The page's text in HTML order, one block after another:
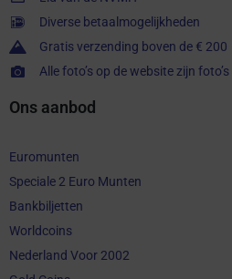
Diverse betaalmogelijkheden
Gratis verzending boven de € 200
Alle foto’s op de website zijn
Ons aanbod
Euromunten
Speciale 2 Euro Munten
Bankbiljetten
Worldcoins
Nederland Voor 2002